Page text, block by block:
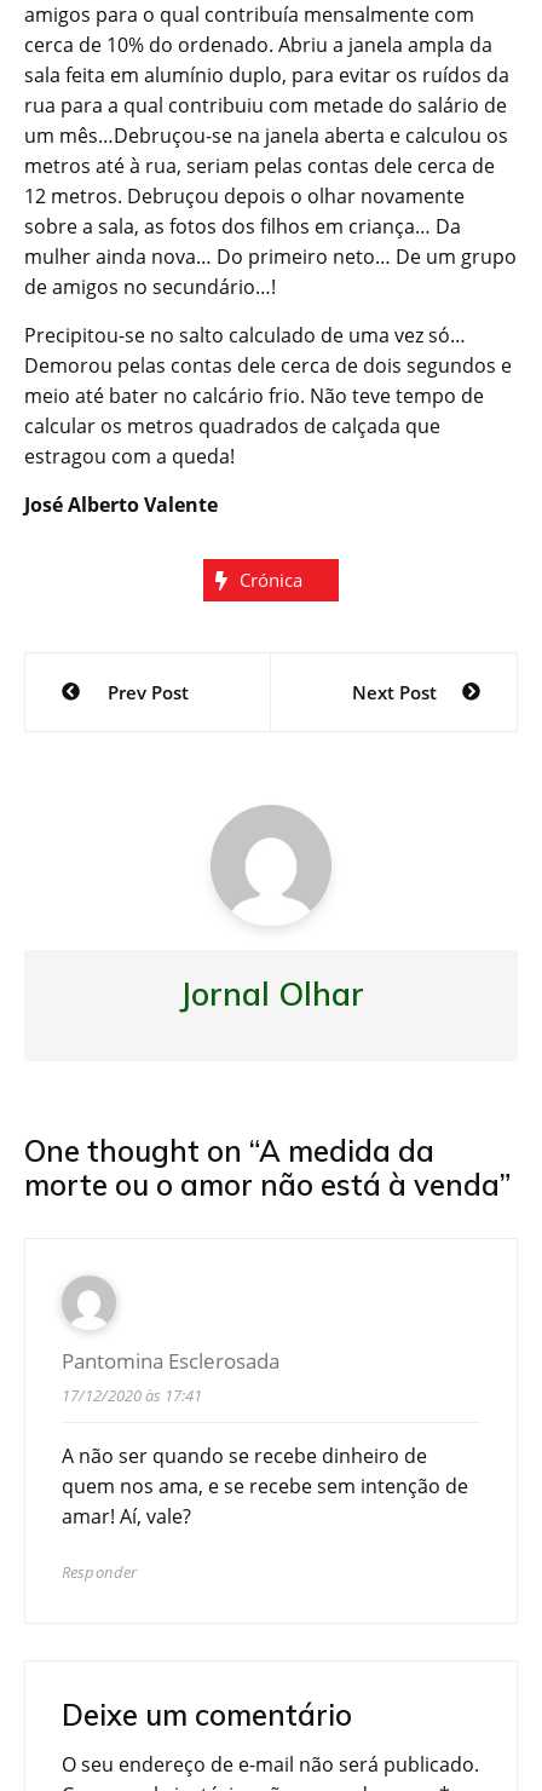
amigos para o qual contribuía mensalmente com
cerca de 10% do ordenado. Abriu a janela ampla da
sala feita em alumínio duplo, para evitar os ruídos da
rua para a qual contribuiu com metade do salário de
um mês…Debruçou-se na janela aberta e calculou os
metros até à rua, seriam pelas contas dele cerca de
12 metros. Debruçou depois o olhar novamente
sobre a sala, as fotos dos filhos em criança… Da
mulher ainda nova… Do primeiro neto… De um grupo
de amigos no secundário…!
Precipitou-se no salto calculado de uma vez só…
Demorou pelas contas dele cerca de dois segundos e
meio até bater no calcário frio. Não teve tempo de
calcular os metros quadrados de calçada que
estragou com a queda!
José Alberto Valente
Crónica
Navegação
Prev Post Next Post
Jornal Olhar
One thought on “A medida da
morte ou o amor não está à venda”
Pantomina Esclerosada
17/12/2020 às 17:41
A não ser quando se recebe dinheiro de
quem nos ama, e se recebe sem intenção de
amar! Aí, vale?
Responder
Deixe um comentário
O seu endereço de e-mail não será publicado.